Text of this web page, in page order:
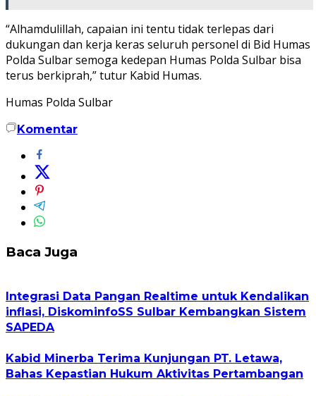
“Alhamdulillah, capaian ini tentu tidak terlepas dari
dukungan dan kerja keras seluruh personel di Bid Humas
Polda Sulbar semoga kedepan Humas Polda Sulbar bisa
terus berkiprah,” tutur Kabid Humas.
Humas Polda Sulbar
Komentar
Baca Juga
Integrasi Data Pangan Realtime untuk Kendalikan
inflasi, DiskominfoSS Sulbar Kembangkan Sistem
SAPEDA
Kabid Minerba Terima Kunjungan PT. Letawa,
Bahas Kepastian Hukum Aktivitas Pertambangan